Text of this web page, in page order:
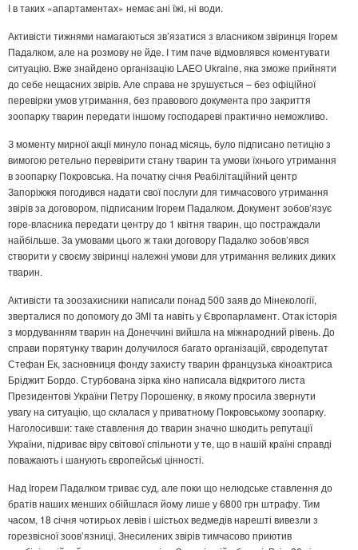
І в таких «апартаментах» немає ані їжі, ні води.
Активісти тижнями намагаються зв’язатися з власником звіринця Ігорем
Падалком, але на розмову не йде. І тим паче відмовлявся коментувати
ситуацію. Вже знайдено організацію LAEO Ukraine, яка зможе прийняти
до себе нещасних звірів. Але справа не зрушується – без офіційної
перевірки умов утримання, без правового документа про закриття
зоопарку тварин передати іншому господареві практично неможливо.
З моменту мирної акції минуло понад місяць, було підписано петицію з
вимогою ретельно перевірити стану тварин та умови їхнього утримання
в зоопарку Покровська. На початку січня Реабілітаційний центр
Запоріжжя погодився надати свої послуги для тимчасового утримання
звірів за договором, підписаним Ігорем Падалком. Документ зобов’язує
горе-власника передати центру до 1 квітня тварин, що постраждали
найбільше. За умовами цього ж таки договору Падалко зобов’явся
створити у своєму звіринці належні умови для утримання великих диких
тварин.
Активісти та зоозахисники написали понад 500 заяв до Мінекології,
зверталися по допомогу до ЗМІ та навіть у Європарламент. Отак історія
з мордуванням тварин на Донеччині вийшла на міжнародний рівень. До
справи порятунку тварин долучилося багато організацій, євродепутат
Стефан Ек, засновниця фонду захисту тварин французька кіноактриса
Бріджит Бордо. Стурбована зірка кіно написала відкритого листа
Президентові України Петру Порошенку, в якому просила звернути
увагу на ситуацію, що склалася у приватному Покровському зоопарку.
Наголосивши: таке ставлення до тварин значно шкодить репутації
України, підриває віру світової спільноти у те, що в нашій країні справді
поважають і шанують європейські цінності.
Над Ігорем Падалком триває суд, але поки що нелюдське ставлення до
братів наших менших обійшлася йому лише у 6800 грн штрафу. Тим
часом, 18 січня чотирьох левів і шістьох ведмедів нарешті вивезли з
горезвісної зоов’язниці. Знесилених звірів тимчасово приютив